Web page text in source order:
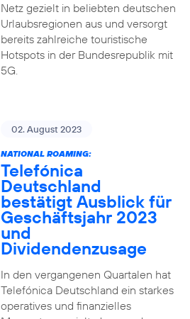
Netz gezielt in beliebten deutschen
Urlaubsregionen aus und versorgt
bereits zahlreiche touristische
Hotspots in der Bundesrepublik mit
5G.
02. August 2023
NATIONAL ROAMING:
Telefónica
Deutschland
bestätigt Ausblick für
Geschäftsjahr 2023
und
Dividendenzusage
In den vergangenen Quartalen hat
Telefónica Deutschland ein starkes
operatives und finanzielles